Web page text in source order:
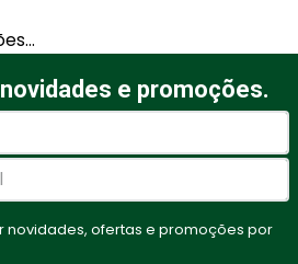
de 1 a 5
e promoções.
ofertas e promoções por